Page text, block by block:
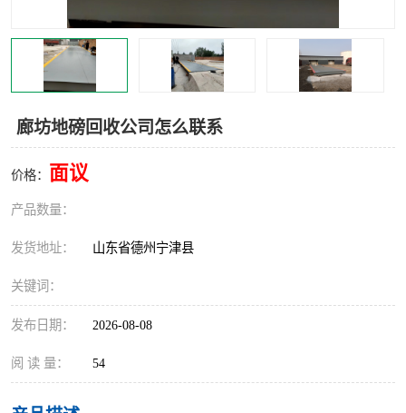
廊坊地磅回收公司怎么联系
价格： 面议
产品数量：
发货地址： 山东省德州宁津县
关键词：
发布日期： 2026-08-08
阅 读 量： 54
塑料撕碎机 金属撕碎机